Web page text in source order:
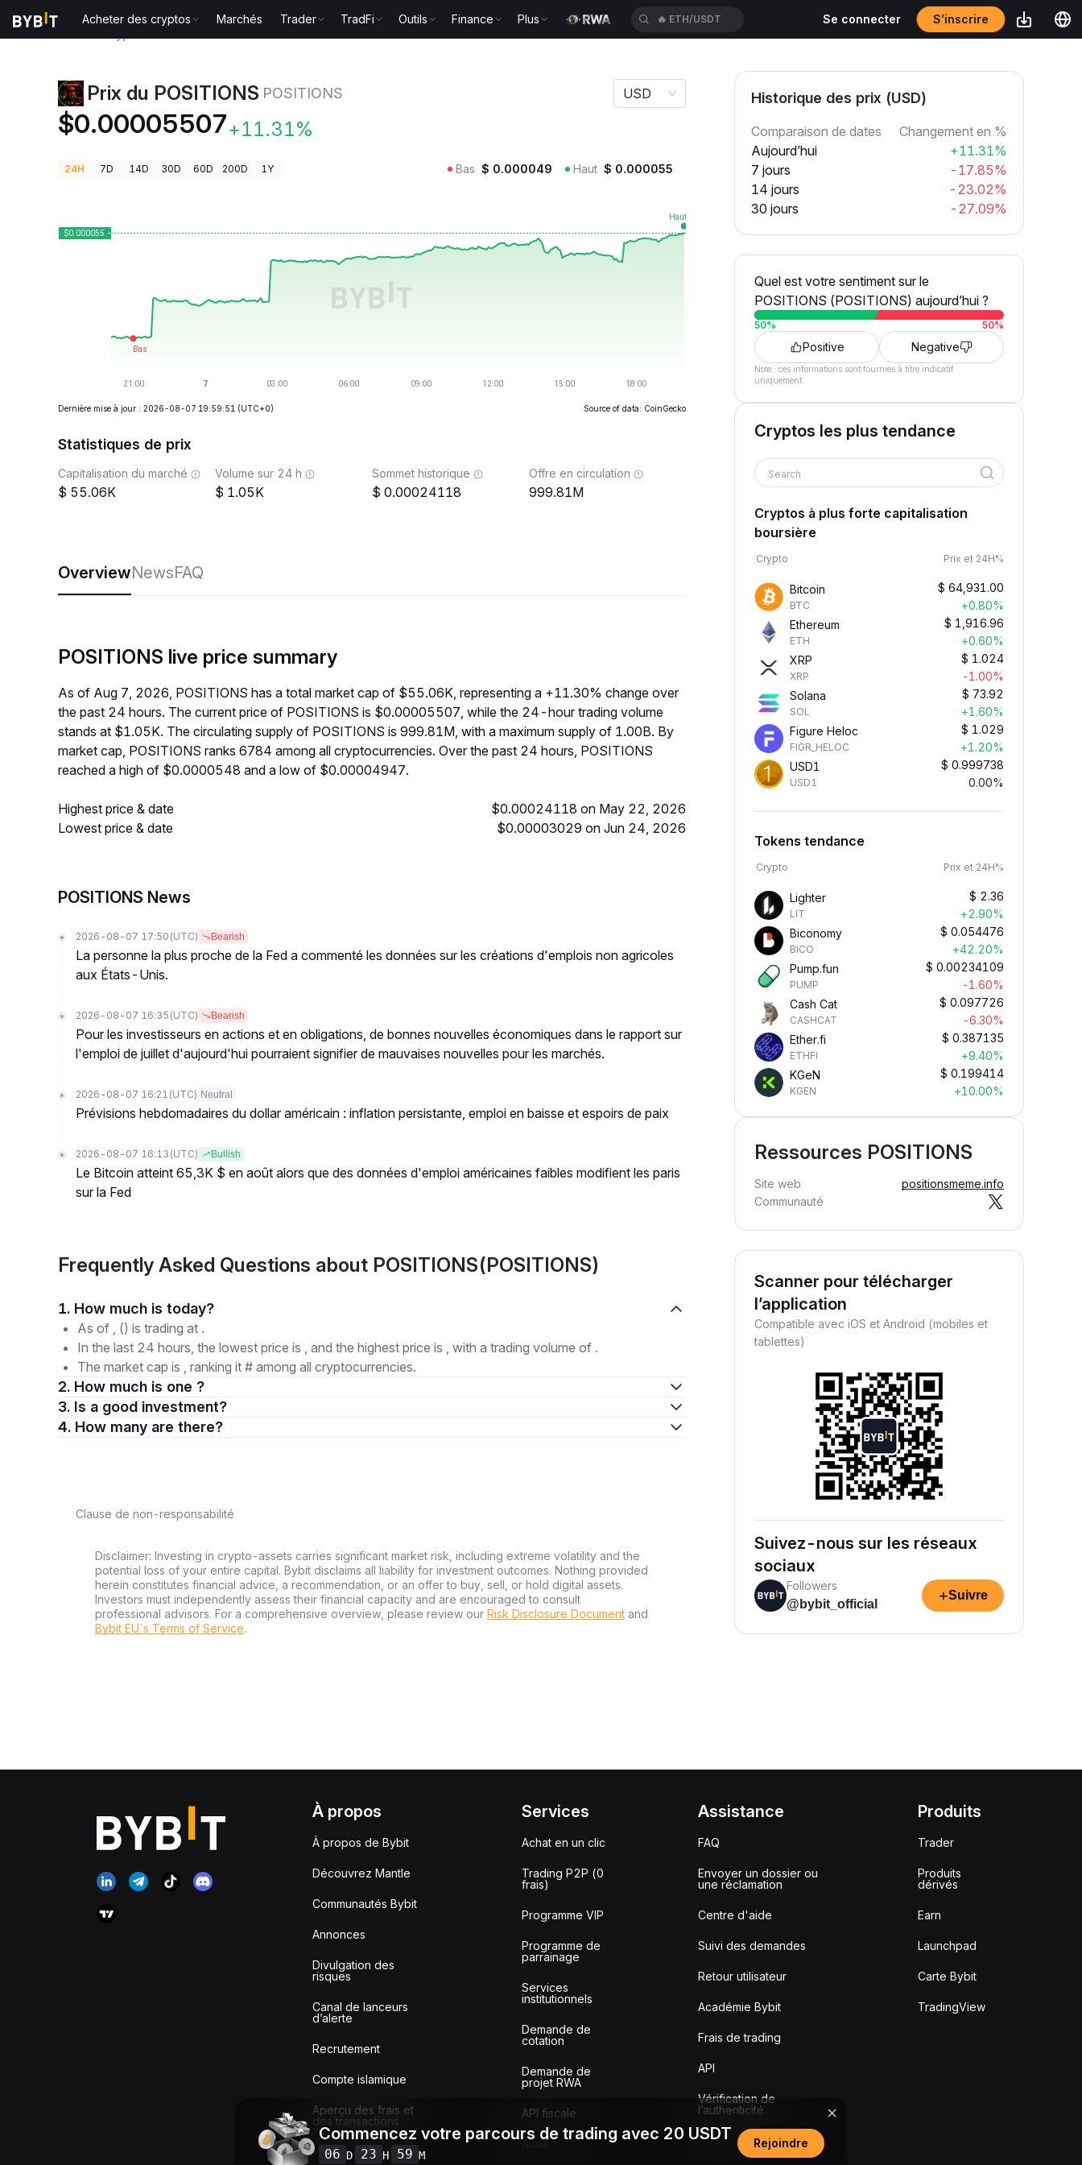
Acheter des cryptos Marchés Trader TradFi Outils Finance Plus 🔥 ETH/USDT Se connecter S’inscrire
Prix du POSITIONS POSITIONS
$0.00005507+11.31%
USD
24H 7D 14D 30D 60D 200D 1Y Bas $ 0.000049 Haut $ 0.000055
Dernière mise à jour : 2026-08-07 19:59:51 (UTC+0) Source of data: CoinGecko
Statistiques de prix
Capitalisation du marché
55.06K
Volume sur 24 h
1.05K
Sommet historique
0.00024118
Offre en circulation
999.81M
OverviewNewsFAQ
POSITIONS live price summary
As of Aug 7, 2026, POSITIONS has a total market cap of $55.06K, representing a +11.30% change over
the past 24 hours. The current price of POSITIONS is $0.00005507, while the 24-hour trading volume
stands at $1.05K. The circulating supply of POSITIONS is 999.81M, with a maximum supply of 1.00B. By
market cap, POSITIONS ranks 6784 among all cryptocurrencies. Over the past 24 hours, POSITIONS
reached a high of $0.0000548 and a low of $0.00004947.
Highest price & date
$0.00024118 on May 22, 2026
Lowest price & date
$0.00003029 on Jun 24, 2026
POSITIONS News
2026-08-07 17:50 (UTC) Bearish
La personne la plus proche de la Fed a commenté les données sur les créations d'emplois non agricoles
aux États-Unis.
2026-08-07 16:35 (UTC) Bearish
Pour les investisseurs en actions et en obligations, de bonnes nouvelles économiques dans le rapport sur
l'emploi de juillet d'aujourd'hui pourraient signifier de mauvaises nouvelles pour les marchés.
2026-08-07 16:21 (UTC) Neutral
Prévisions hebdomadaires du dollar américain : inflation persistante, emploi en baisse et espoirs de paix
2026-08-07 16:13 (UTC) Bullish
Le Bitcoin atteint 65,3K $ en août alors que des données d'emploi américaines faibles modifient les paris
sur la Fed
Frequently Asked Questions about POSITIONS(POSITIONS)
1. How much is today?
As of , () is trading at .
In the last 24 hours, the lowest price is , and the highest price is , with a trading volume of .
The market cap is , ranking it # among all cryptocurrencies.
2. How much is one ?
3. Is a good investment?
4. How many are there?
Clause de non-responsabilité
Disclaimer: Investing in crypto-assets carries significant market risk, including extreme volatility and the
potential loss of your entire capital. Bybit disclaims all liability for investment outcomes. Nothing provided
herein constitutes financial advice, a recommendation, or an offer to buy, sell, or hold digital assets.
Investors must independently assess their financial capacity and are encouraged to consult
professional advisors. For a comprehensive overview, please review our Risk Disclosure Document and
Bybit EU´s Terms of Service.
Historique des prix (USD)
Comparaison de dates
Changement en %
Aujourd’hui
+11.31%
7 jours
-17.85%
14 jours
-23.02%
30 jours
-27.09%
Quel est votre sentiment sur le
POSITIONS (POSITIONS) aujourd’hui ?
50% 50%
Positive Negative
Note : ces informations sont fournies à titre indicatif
uniquement.
Cryptos les plus tendance
Search
Cryptos à plus forte capitalisation
boursière
Crypto Prix et 24H%
Bitcoin
BTC
$ 64,931.00
+0.80%
Ethereum
ETH
$ 1,916.96
+0.60%
XRP
XRP
$ 1.024
-1.00%
Solana
SOL
$ 73.92
+1.60%
Figure Heloc
FIGR_HELOC
$ 1.029
+1.20%
USD1
USD1
$ 0.999738
0.00%
Tokens tendance
Crypto Prix et 24H%
Lighter
LIT
$ 2.36
+2.90%
Biconomy
BICO
$ 0.054476
+42.20%
Pump.fun
PUMP
$ 0.00234109
-1.60%
Cash Cat
CASHCAT
$ 0.097726
-6.30%
Ether.fi
ETHFI
$ 0.387135
+9.40%
KGeN
KGEN
$ 0.199414
+10.00%
Ressources POSITIONS
Site web
positionsmeme.info
Communauté
Scanner pour télécharger
l’application
Compatible avec iOS et Android (mobiles et
tablettes)
Suivez-nous sur les réseaux
sociaux
Followers
@bybit_official
+Suivre
À propos
À propos de Bybit
Découvrez Mantle
Communautés Bybit
Annonces
Divulgation des
risques
Canal de lanceurs
d’alerte
Recrutement
Compte islamique
Aperçu des frais et
des transactions
Services
Achat en un clic
Trading P2P (0
frais)
Programme VIP
Programme de
parrainage
Services
institutionnels
Demande de
cotation
Demande de
projet RWA
API fiscale
Audit
Assistance
FAQ
Envoyer un dossier ou
une réclamation
Centre d'aide
Suivi des demandes
Retour utilisateur
Académie Bybit
Frais de trading
API
Vérification de
l’authenticité
Produits
Trader
Produits
dérivés
Earn
Launchpad
Carte Bybit
TradingView
Commencez votre parcours de trading avec 20 USDT
06 D 23 H 59 M
Rejoindre